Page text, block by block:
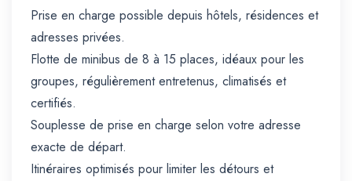
Prise en charge possible depuis hôtels, résidences et
adresses privées.
Flotte de minibus de 8 à 15 places, idéaux pour les
groupes, régulièrement entretenus, climatisés et
certifiés.
Souplesse de prise en charge selon votre adresse
exacte de départ.
Itinéraires optimisés pour limiter les détours et